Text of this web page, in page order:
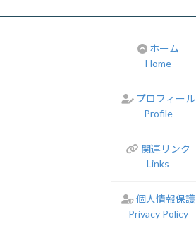
ホーム
Home
プロフィール
Profile
関連リンク
Links
個人情報保護
Privacy Policy